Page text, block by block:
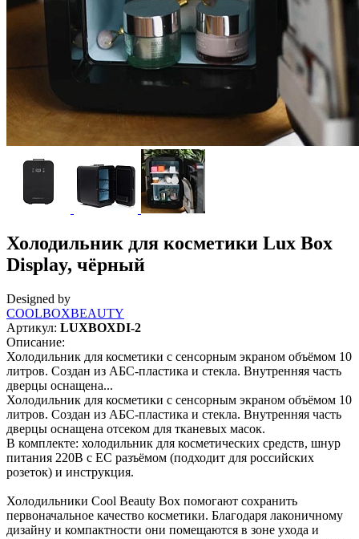
Холодильник для косметики Lux Box
Display, чёрный
Designed by
COOLBOXBEAUTY
Артикул: LUXBOXDI-2
Описание:
Холодильник для косметики с сенсорным экраном объёмом 10
литров. Создан из АБС-пластика и стекла. Внутренняя часть
дверцы оснащена...
Холодильник для косметики с сенсорным экраном объёмом 10
литров. Создан из АБС-пластика и стекла. Внутренняя часть
дверцы оснащена отсеком для тканевых масок.
В комплекте: холодильник для косметических средств, шнур
питания 220В с ЕС разъёмом (подходит для российских
розеток) и инструкция.
Холодильники Cool Beauty Box помогают сохранить
первоначальное качество косметики. Благодаря лаконичному
дизайну и компактности они помещаются в зоне ухода и